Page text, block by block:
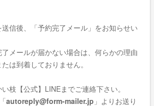
信後、「予約完了メール」をお知らせい
メールが届かない場合は、何らかの理由
は到着しておりません。
い枝【公式】LINEまでご連絡下さい。
autoreply@form-mailer.jp 」よりお送り